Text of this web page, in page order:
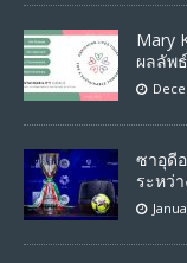
Mary
ผลลัพ
ซาอุดี
ระหว่